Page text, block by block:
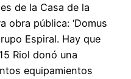
de la Casa de la
obra pública: ‘Domus
Espiral. Hay que
Riol donó una
equipamientos